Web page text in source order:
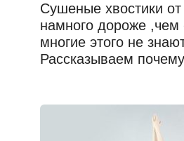
Сушеные хвостики от
намного дороже ,чем
многие этого не
Рассказываем почему